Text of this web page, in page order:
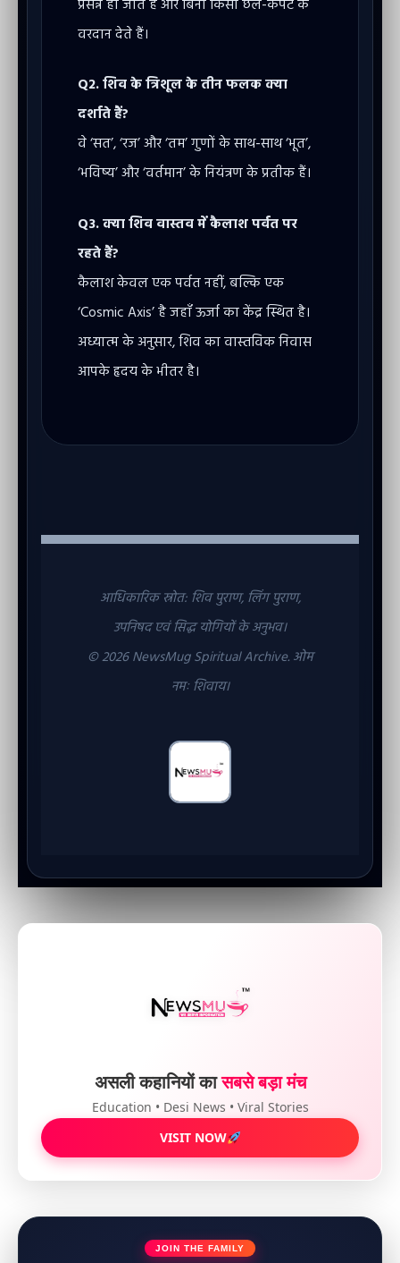
प्रसन्न हो जाते हैं और बिना किसी छल-कपट के
वरदान देते हैं।
Q2. शिव के त्रिशूल के तीन फलक क्या
दर्शाते हैं?
वे ‘सत’, ‘रज’ और ‘तम’ गुणों के साथ-साथ ‘भूत’,
‘भविष्य’ और ‘वर्तमान’ के नियंत्रण के प्रतीक हैं।
Q3. क्या शिव वास्तव में कैलाश पर्वत पर
रहते हैं?
कैलाश केवल एक पर्वत नहीं, बल्कि एक
‘Cosmic Axis’ है जहाँ ऊर्जा का केंद्र स्थित है।
अध्यात्म के अनुसार, शिव का वास्तविक निवास
आपके हृदय के भीतर है।
आधिकारिक स्रोत: शिव पुराण, लिंग पुराण,
उपनिषद एवं सिद्ध योगियों के अनुभव।
© 2026 NewsMug Spiritual Archive. ओम
नमः शिवाय।
असली कहानियों कासबसे बड़ा मंच
Education • Desi News • Viral Stories
VISIT NOW
JOIN THE FAMILY